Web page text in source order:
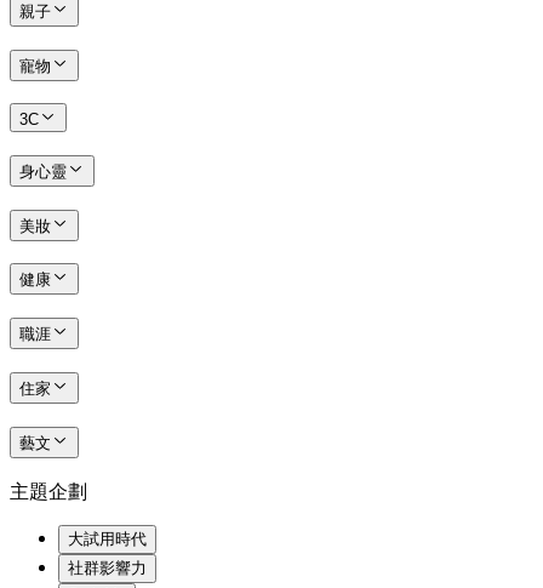
親子
寵物
3C
身心靈
美妝
健康
職涯
住家
藝文
主題企劃
大試用時代
社群影響力